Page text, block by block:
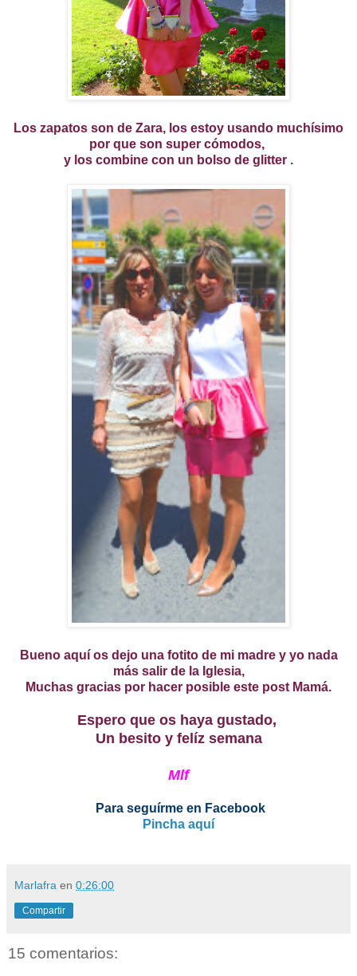
Los zapatos son de Zara, los estoy usando muchísimo
por que son super cómodos,
y los combine con un bolso de glitter .
Bueno aquí os dejo una fotito de mi madre y yo nada
más salir de la Iglesia,
Muchas gracias por hacer posible este post Mamá.
Espero que os haya gustado,
Un besito y felíz semana
Mlf
Para seguírme en Facebook
Pincha aquí
Marlafra en 0:26:00
Compartir
15 comentarios: